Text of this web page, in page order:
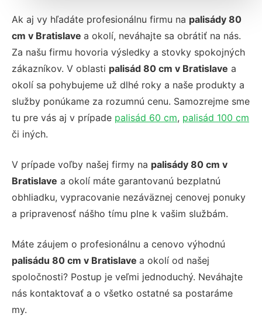
Ak aj vy hľadáte profesionálnu firmu na palisády 80
cm v Bratislave a okolí, neváhajte sa obrátiť na nás.
Za našu firmu hovoria výsledky a stovky spokojných
zákazníkov. V oblasti palisád 80 cm v Bratislave a
okolí sa pohybujeme už dlhé roky a naše produkty a
služby ponúkame za rozumnú cenu. Samozrejme sme
tu pre vás aj v prípade palisád 60 cm, palisád 100 cm
či iných.
V prípade voľby našej firmy na palisády 80 cm v
Bratislave a okolí máte garantovanú bezplatnú
obhliadku, vypracovanie nezáväznej cenovej ponuky
a pripravenosť nášho tímu plne k vašim službám.
Máte záujem o profesionálnu a cenovo výhodnú
palisádu 80 cm v Bratislave a okolí od našej
spoločnosti? Postup je veľmi jednoduchý. Neváhajte
nás kontaktovať a o všetko ostatné sa postaráme
my.